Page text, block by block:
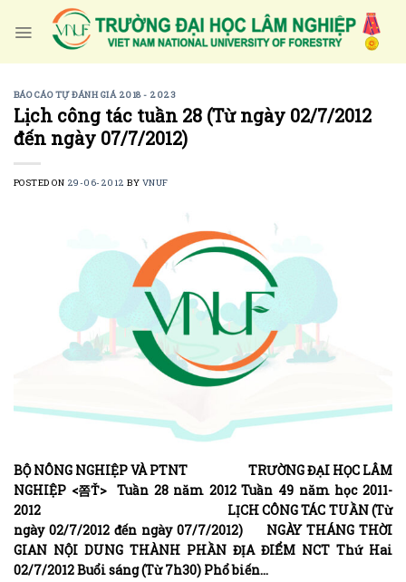
BÁO CÁO TỰ ĐÁNH GIÁ 2018 - 2023
Lịch công tác tuần 28 (Từ ngày 02/7/2012
đến ngày 07/7/2012)
POSTED ON 29-06-2012 BY VNUF
BỘ NÔNG NGHIỆP VÀ PTNT TRƯỜNG ĐẠI HỌC LÂM
NGHIỆP <쫌Ť> Tuần 28 năm 2012 Tuần 49 năm học 2011-
2012 LỊCH CÔNG TÁC TUẦN (Từ
ngày 02/7/2012 đến ngày 07/7/2012) NGÀY THÁNG THỜI
GIAN NỘI DUNG THÀNH PHẦN ĐỊA ĐIỂM NCT Thứ Hai
02/7/2012 Buổi sáng (Từ 7h30) Phổ biến…